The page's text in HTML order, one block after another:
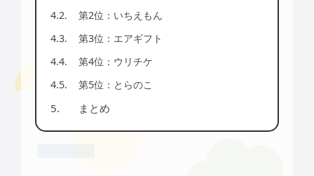
第2位：いちえもん
第3位：エアギフト
第4位：ウリチケ
第5位：とらのこ
まとめ